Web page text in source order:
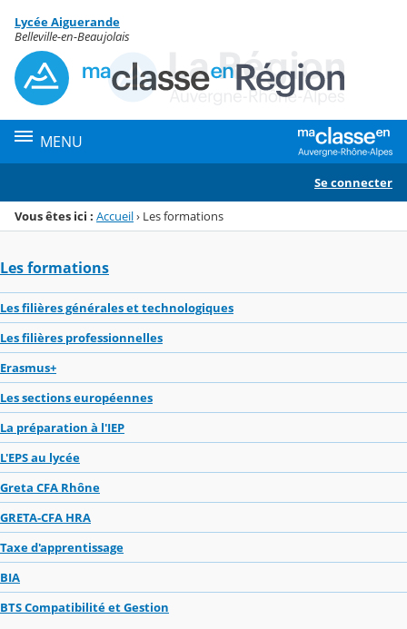
Menu de la rubrique
Contenu
Lycée Aiguerande
Belleville-en-Beaujolais
MENU
Se connecter
Vous êtes ici : Accueil› Les formations
Les formations
Les filières générales et technologiques
Les filières professionnelles
Erasmus+
Les sections européennes
La préparation à l'IEP
L'EPS au lycée
Greta CFA Rhône
GRETA-CFA HRA
Taxe d'apprentissage
BIA
BTS Compatibilité et Gestion